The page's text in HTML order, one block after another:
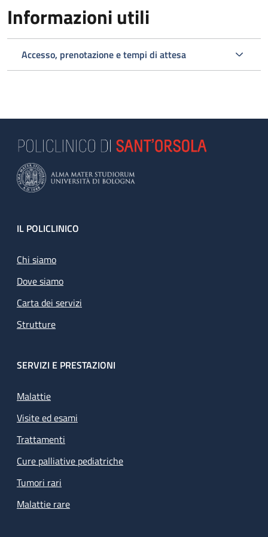
Informazioni utili
Accesso, prenotazione e tempi di attesa
Footer
IL POLICLINICO
Chi siamo
Dove siamo
Carta dei servizi
Strutture
SERVIZI E PRESTAZIONI
Malattie
Visite ed esami
Trattamenti
Cure palliative pediatriche
Tumori rari
Malattie rare